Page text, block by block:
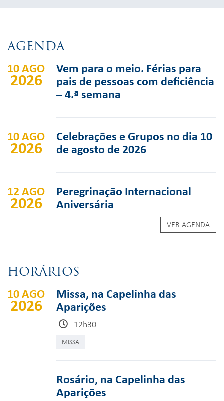
AGENDA
10 AGO
2026
Vem para o meio. Férias para
pais de pessoas com deficiência
– 4.ª semana
10 AGO
2026
Celebrações e Grupos no dia 10
de agosto de 2026
12 AGO
2026
Peregrinação Internacional
Aniversária
VER AGENDA
HORÁRIOS
10 AGO
2026
Missa, na Capelinha das
Aparições
12h30
MISSA
Rosário, na Capelinha das
Aparições